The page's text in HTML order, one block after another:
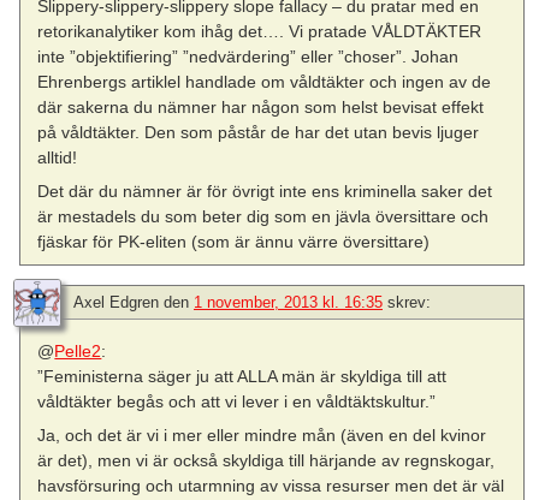
Slippery-slippery-slippery slope fallacy – du pratar med en
retorikanalytiker kom ihåg det…. Vi pratade VÅLDTÄKTER
inte ”objektifiering” ”nedvärdering” eller ”choser”. Johan
Ehrenbergs artiklel handlade om våldtäkter och ingen av de
där sakerna du nämner har någon som helst bevisat effekt
på våldtäkter. Den som påstår de har det utan bevis ljuger
alltid!
Det där du nämner är för övrigt inte ens kriminella saker det
är mestadels du som beter dig som en jävla översittare och
fjäskar för PK-eliten (som är ännu värre översittare)
Axel Edgren den 1 november, 2013 kl. 16:35 skrev:
@Pelle2:
”Feministerna säger ju att ALLA män är skyldiga till att
våldtäkter begås och att vi lever i en våldtäktskultur.”
Ja, och det är vi i mer eller mindre mån (även en del kvinor
är det), men vi är också skyldiga till härjande av regnskogar,
havsförsuring och utarmning av vissa resurser men det är väl